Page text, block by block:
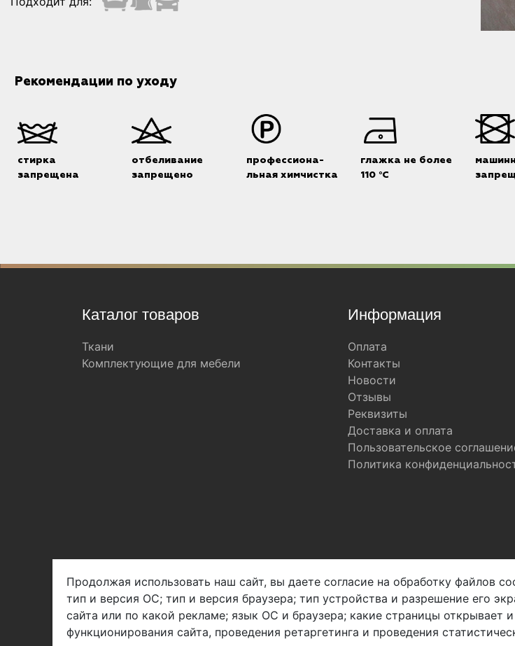
Рекомендации по уходу
стирка
запрещена
отбеливание
запрещено
профессиона-
льная химчистка
глажка не более
110 °C
Каталог товаров
Ткани
Комплектующие для мебели
Информация
Оплата
Контакты
Новости
Отзывы
Реквизиты
Доставка и оплата
Пользовательское
Политика
Арбен текстиль г. Щелково, пер.
1-й Советский д.25, владение 2.
Мы в соц. сетях
Продолжая использовать наш сайт, вы даете согласие на обработку файлов
тип и версия ОС; тип и версия браузера; тип устройства и разрешение его
сайта или по какой рекламе; язык ОС и браузера; какие страницы открывает
функционирования сайта, проведения ретаргетинга и проведения